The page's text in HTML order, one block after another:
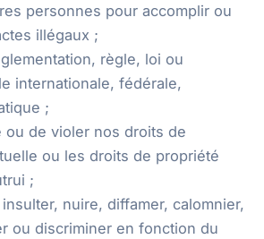
personnes pour accomplir ou
illégaux ;
règle, loi ou
internationale, fédérale,
;
ou de violer nos droits de
ou les droits de propriété
;
nuire, diffamer, calomnier,
ou discriminer en fonction du